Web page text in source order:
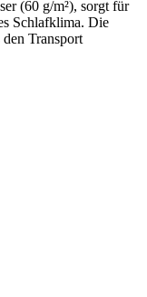
(60 g/m²), sorgt für
Schlafklima. Die
Transport